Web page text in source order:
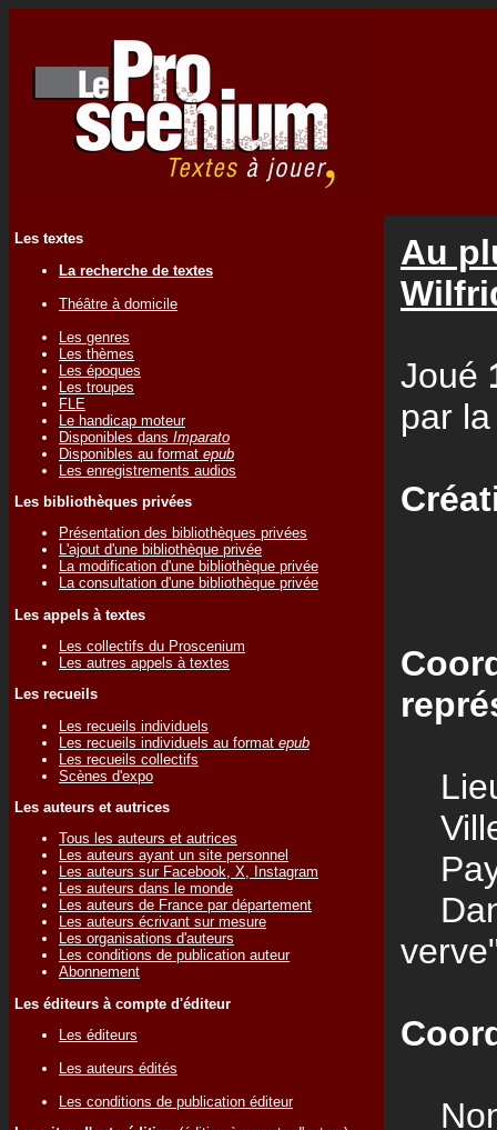
Les textes
La recherche de textes
Théâtre à domicile
Les genres
Les thèmes
Les époques
Les troupes
FLE
Le handicap moteur
Disponibles dans Imparato
Disponibles au format epub
Les enregistrements audios
Les bibliothèques privées
Présentation des bibliothèques privées
L'ajout d'une bibliothèque privée
La modification d'une bibliothèque privée
La consultation d'une bibliothèque privée
Les appels à textes
Les collectifs du Proscenium
Les autres appels à textes
Les recueils
Les recueils individuels
Les recueils individuels au format epub
Les recueils collectifs
Scènes d'expo
Les auteurs et autrices
Tous les auteurs et autrices
Les auteurs ayant un site personnel
Les auteurs sur Facebook, X, Instagram
Les auteurs dans le monde
Les auteurs de France par département
Les auteurs écrivant sur mesure
Les organisations d'auteurs
Les conditions de publication auteur
Abonnement
Les éditeurs à compte d'éditeur
Les éditeurs
Les auteurs édités
Les conditions de publication éditeur
Au
Joué
par